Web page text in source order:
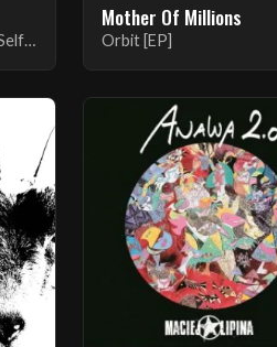
The Eternal Kingdom Of Self-Delusion
Mother Of Millions
Orbit [EP]